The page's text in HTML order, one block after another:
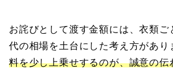
お詫びとして渡す金額には、衣類ご
代の相場を土台にした考え方があり
料を少し上乗せするのが、誠意の伝